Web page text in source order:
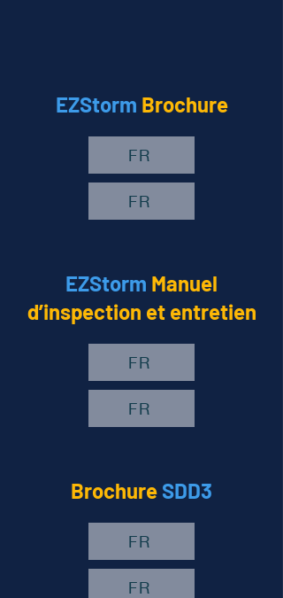
EZStorm Brochure
FR
FR
EZStorm Manuel
d’inspection et entretien
FR
FR
Brochure SDD3
FR
FR